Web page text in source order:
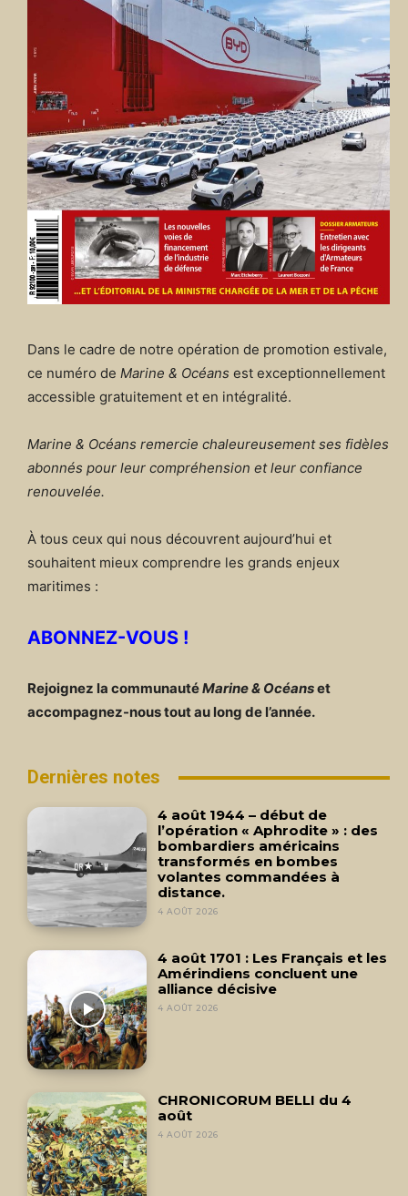
Dans le cadre de notre opération de promotion estivale,
ce numéro de Marine & Océans est exceptionnellement
accessible gratuitement et en intégralité.
Marine & Océans remercie chaleureusement ses fidèles
abonnés pour leur compréhension et leur confiance
renouvelée.
À tous ceux qui nous découvrent aujourd’hui et
souhaitent mieux comprendre les grands enjeux
maritimes :
ABONNEZ-VOUS !
Rejoignez la communautéMarine & Océanset
accompagnez-nous tout au long de l’année.
Dernières notes
4 août 1944 – début de
l’opération « Aphrodite » : des
bombardiers américains
transformés en bombes
volantes commandées à
distance.
4 AOÛT 2026
4 août 1701 : Les Français et les
Amérindiens concluent une
alliance décisive
4 AOÛT 2026
CHRONICORUM BELLI du 4
août
4 AOÛT 2026